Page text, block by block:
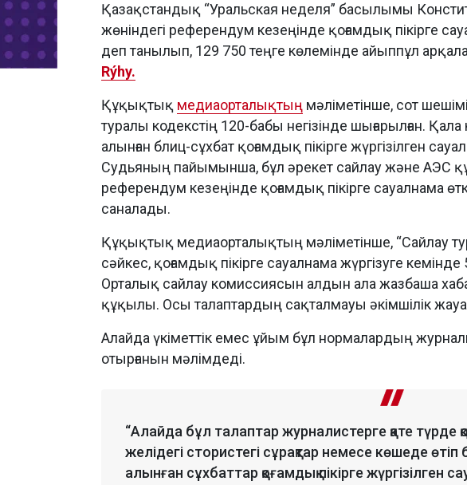
Қазақстандық “Уральская неделя” басылымы
жөніндегі референдум кезеңінде қоғамдық пікірге
деп танылып, 129 750 теңге көлемінде айыппұл
Rýhy.
Құқықтық медиаорталықтың мәліметінше, сот
туралы кодекстің 120-бабы негізінде шығарылған.
алынған блиц-сұхбат қоғамдық пікірге жүргізілген
Судьяның пайымынша, бұл әрекет сайлау және АЭС
референдум кезеңінде қоғамдық пікірге сауалнама
саналады.
Құқықтық медиаорталықтың мәліметінше, “Сайлау
сәйкес, қоғамдық пікірге сауалнама жүргізуге
Орталық сайлау комиссиясын алдын ала жазбаша
құқылы. Осы талаптардың сақталмауы әкімшілік
Алайда үкіметтік емес ұйым бұл нормалардың
отырғанын мәлімдеді.
“Алайда бұл талаптар журналистерге қате түрде
желідегі стористегі сұрақтар немесе көшеде
алынған сұхбаттар қоғамдық пікірге жүргізілген